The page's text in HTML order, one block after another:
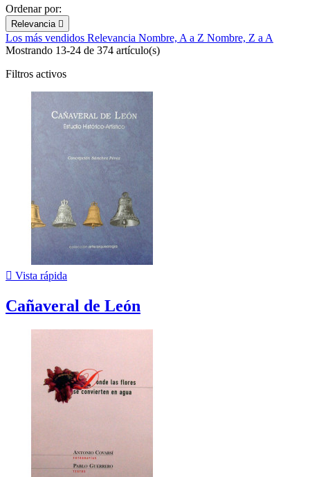
Ordenar por:
Relevancia 
Los más vendidos Relevancia Nombre, A a Z Nombre, Z a A
Mostrando 13-24 de 374 artículo(s)
Filtros activos
 Vista rápida
Cañaveral de León